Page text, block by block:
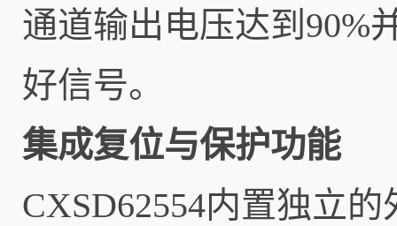
通道输出电压达到90%
好信号。
集成复位与保护功能
CXSD62554内置独立